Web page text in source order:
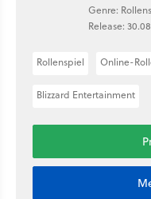
Genre:
Release:
Rollenspiel Online-
Blizzard Entertainment